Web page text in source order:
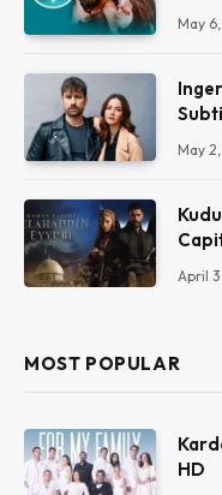
May
May
April
MOST POPULAR
HD